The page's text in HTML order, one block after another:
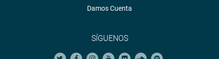
Damos Cuenta
SÍGUENOS